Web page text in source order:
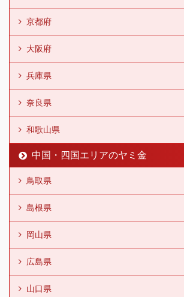
京都府
大阪府
兵庫県
奈良県
和歌山県
中国・四国エリアのヤミ金
鳥取県
島根県
岡山県
広島県
山口県